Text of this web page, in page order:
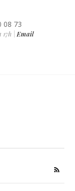
08 73
| Email